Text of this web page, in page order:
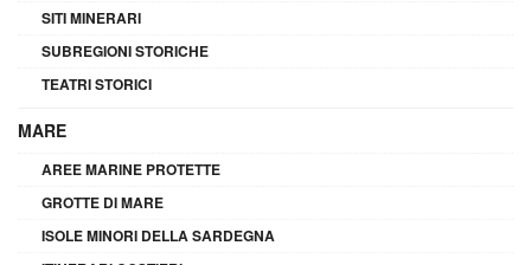
SITI MINERARI
SUBREGIONI STORICHE
TEATRI STORICI
MARE
AREE MARINE PROTETTE
GROTTE DI MARE
ISOLE MINORI DELLA SARDEGNA